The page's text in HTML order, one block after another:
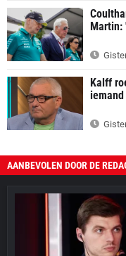
Kalff
AANBEVOLEN DOOR DE